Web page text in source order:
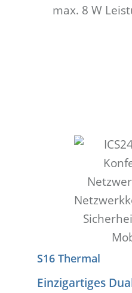
max. 8 W
S16 Thermal
Einzigartiges